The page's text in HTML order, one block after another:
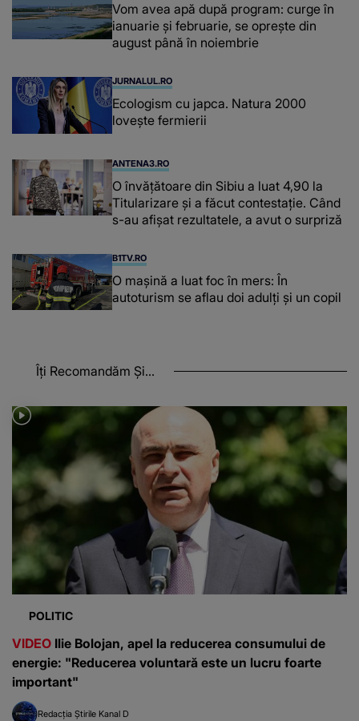
Vom avea apă după program: curge în
ianuarie și februarie, se oprește din
august până în noiembrie
JURNALUL.RO
Ecologism cu japca. Natura 2000
lovește fermierii
ANTENA3.RO
O învățătoare din Sibiu a luat 4,90 la
Titularizare și a făcut contestație. Când
s-au afișat rezultatele, a avut o surpriză
B1TV.RO
O maşină a luat foc în mers: În
autoturism se aflau doi adulți și un copil
Îți Recomandăm Și...
POLITIC
VIDEO Ilie Bolojan, apel la reducerea consumului de
energie: "Reducerea voluntară este un lucru foarte
important"
Redacția Știrile Kanal D